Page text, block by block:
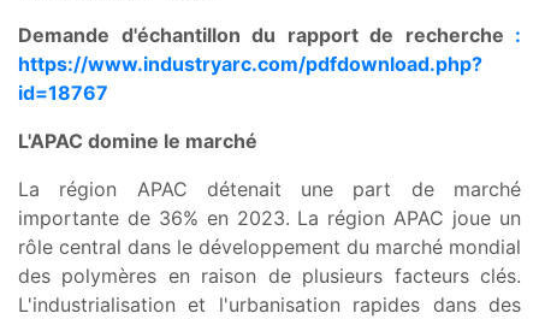
Demande d'échantillon du rapport de recherche :
https://www.industryarc.com/pdfdownload.php?
id=18767
L'APAC domine le marché
La région APAC détenait une part de marché
importante de 36% en 2023. La région APAC joue un
rôle central dans le développement du marché mondial
des polymères en raison de plusieurs facteurs clés.
L'industrialisation et l'urbanisation rapides dans des